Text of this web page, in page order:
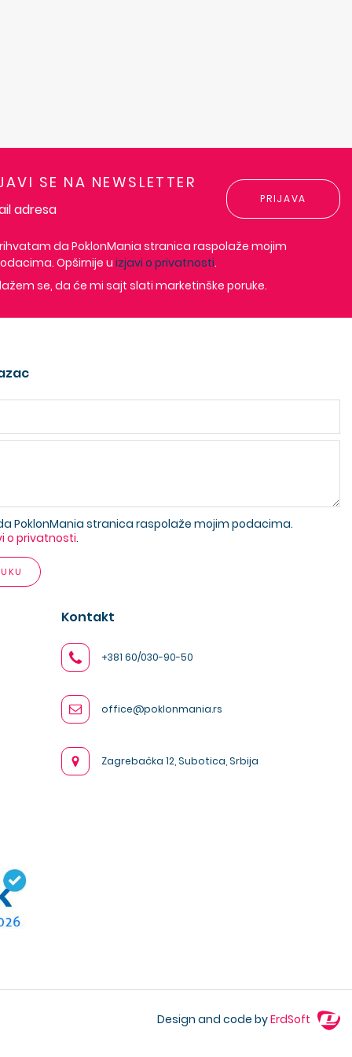
SE NA NEWSLETTER
PRIJAVA
da PoklonMania stranica raspolaže mojim
Opširnije uizjavi o privatnosti.
se, da će mi sajt slati marketinške poruke.
PoklonMania stranica raspolaže mojim podacima.
o privatnosti.
Kontakt
+381 60/030-90-50
office@poklonmania.rs
Zagrebačka 12, Subotica, Srbija
Design and code byErdSoft